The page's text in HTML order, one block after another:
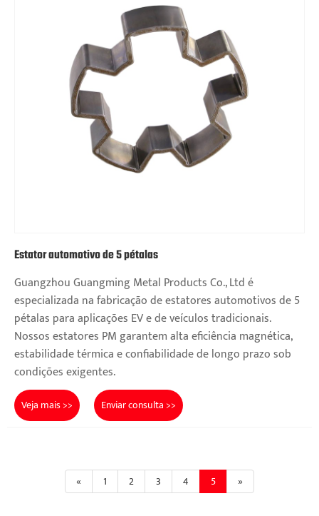
Estator automotivo de 5 pétalas
Guangzhou Guangming Metal Products Co., Ltd é
especializada na fabricação de estatores automotivos de 5
pétalas para aplicações EV e de veículos tradicionais.
Nossos estatores PM garantem alta eficiência magnética,
estabilidade térmica e confiabilidade de longo prazo sob
condições exigentes.
Veja mais >> Enviar consulta >>
« 1 2 3 4 5 »